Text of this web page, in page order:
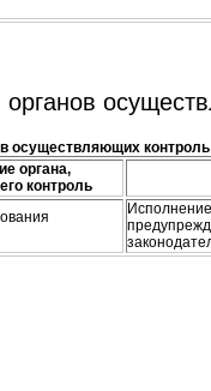
осуществляющих
органа,
контроль